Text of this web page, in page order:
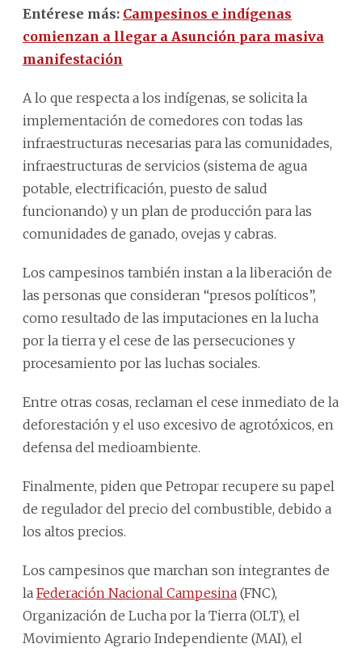
Entérese más: Campesinos e indígenas
comienzan a llegar a Asunción para masiva
manifestación
A lo que respecta a los indígenas, se solicita la
implementación de comedores con todas las
infraestructuras necesarias para las comunidades,
infraestructuras de servicios (sistema de agua
potable, electrificación, puesto de salud
funcionando) y un plan de producción para las
comunidades de ganado, ovejas y cabras.
Los campesinos también instan a la liberación de
las personas que consideran “presos políticos”,
como resultado de las imputaciones en la lucha
por la tierra y el cese de las persecuciones y
procesamiento por las luchas sociales.
Entre otras cosas, reclaman el cese inmediato de la
deforestación y el uso excesivo de agrotóxicos, en
defensa del medioambiente.
Finalmente, piden que Petropar recupere su papel
de regulador del precio del combustible, debido a
los altos precios.
Los campesinos que marchan son integrantes de
la Federación Nacional Campesina (FNC),
Organización de Lucha por la Tierra (OLT), el
Movimiento Agrario Independiente (MAI), el